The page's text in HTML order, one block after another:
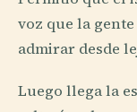
voz que la
admirar desde
Luego llega la